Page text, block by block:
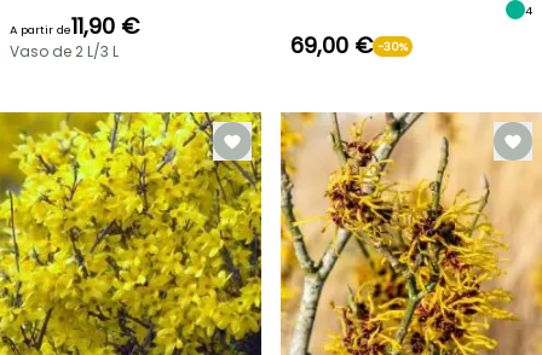
A partir de11,90 €
Vaso de 2 L/3 L
4
69,00 € -30%